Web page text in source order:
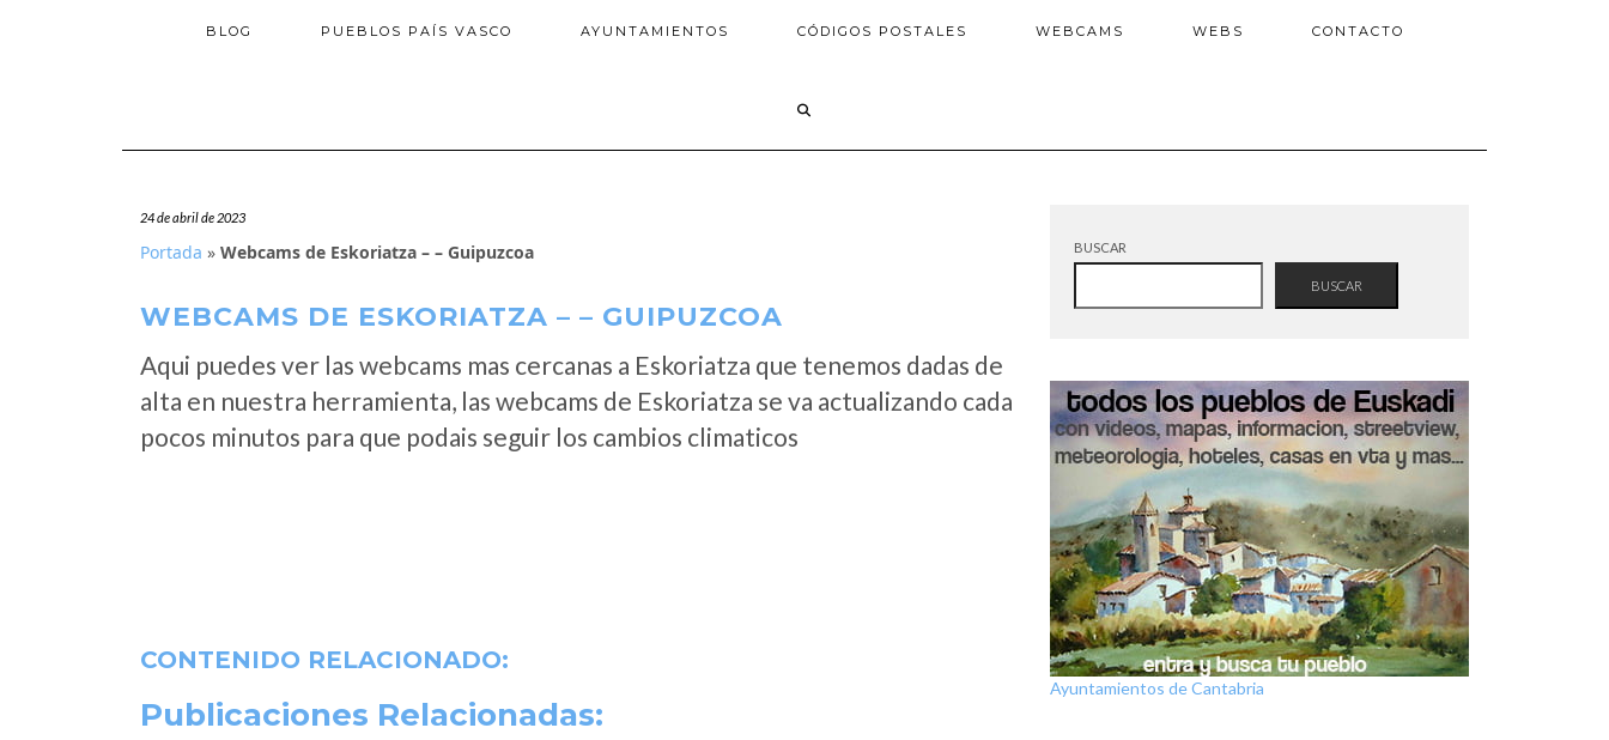
BLOG PUEBLOS PAÍS VASCO AYUNTAMIENTOS CÓDIGOS POSTALES WEBCAMS WEBS CONTACTO
24 de abril de 2023
Portada » Webcams de Eskoriatza – – Guipuzcoa
WEBCAMS DE ESKORIATZA – – GUIPUZCOA
Aqui puedes ver las webcams mas cercanas a Eskoriatza que tenemos dadas de
alta en nuestra herramienta, las webcams de Eskoriatza se va actualizando cada
pocos minutos para que podais seguir los cambios climaticos
CONTENIDO RELACIONADO:
Publicaciones Relacionadas:
BUSCAR
BUSCAR
Ayuntamientos de Cantabria